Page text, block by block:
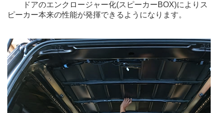
ドアのエンクロージャー化(スピーカーBOX)によりス
ピーカー本来の性能が発揮できるようになります。